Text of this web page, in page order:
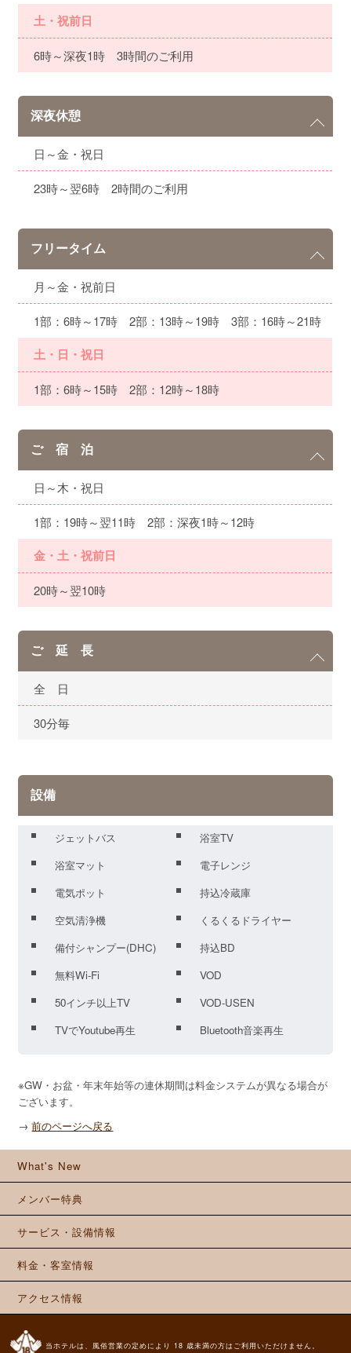
土・祝前日
6時～深夜1時 3時間のご利用
深夜休憩
日～金・祝日
23時～翌6時 2時間のご利用
フリータイム
月～金・祝前日
1部：6時～17時 2部：13時～19時 3部：16時～21時
土・日・祝日
1部：6時～15時 2部：12時～18時
ご 宿 泊
日～木・祝日
1部：19時～翌11時 2部：深夜1時～12時
金・土・祝前日
20時～翌10時
ご 延 長
全 日
30分毎
設備
ジェットバス
浴室TV
浴室マット
電子レンジ
電気ポット
持込冷蔵庫
空気清浄機
くるくるドライヤー
備付シャンプー(DHC)
持込BD
無料Wi-Fi
VOD
50インチ以上TV
VOD-USEN
TVでYoutube再生
Bluetooth音楽再生
※GW・お盆・年末年始等の連休期間は料金システムが異なる場合が
ございます。
→ 前のページへ戻る
What's New
メンバー特典
サービス・設備情報
料金・客室情報
アクセス情報
当ホテルは、風俗営業の定めにより 18 歳未満の方はご利用いただけません。